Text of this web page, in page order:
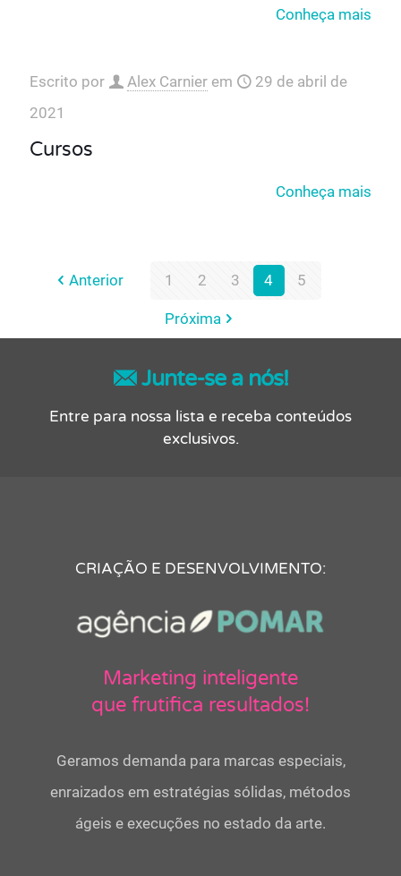
Conheça mais
Escrito por Alex Carnier em
29 de abril de
2021
Cursos
Conheça mais
Anterior 1 2 3 4 5
Próxima
Junte-se a nós!
Entre para nossa lista e receba conteúdos
exclusivos.
CRIAÇÃO E DESENVOLVIMENTO:
Marketing inteligente
que frutifica resultados!
Geramos demanda para marcas especiais,
enraizados em estratégias sólidas, métodos
ágeis e execuções no estado da arte.